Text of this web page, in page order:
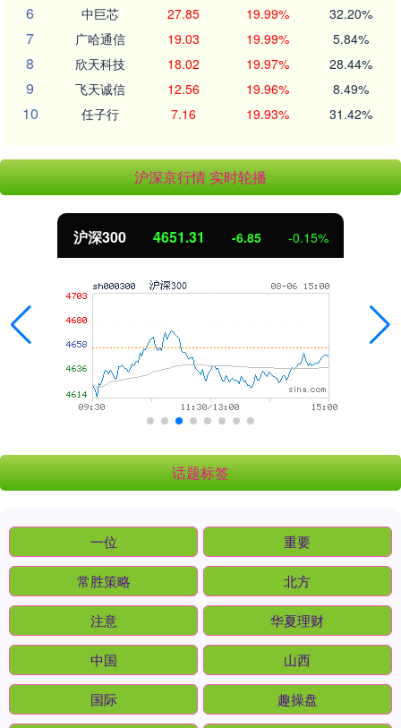
6 中巨芯 27.85 19.99% 32.20%
7 广哈通信 19.03 19.99% 5.84%
8 欣天科技 18.02 19.97% 28.44%
9 飞天诚信 12.56 19.96% 8.49%
10 任子行 7.16 19.93% 31.42%
沪深京行情 实时轮播
沪深300 4651.31 -6.85 -0.15%
话题标签
一位 重要
常胜策略 北方
注意 华夏理财
中国 山西
国际 趣操盘